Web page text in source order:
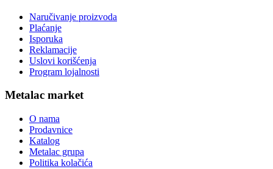
Naručivanje proizvoda
Plaćanje
Isporuka
Reklamacije
Uslovi korišćenja
Program lojalnosti
Metalac market
O nama
Prodavnice
Katalog
Metalac grupa
Politika kolačića